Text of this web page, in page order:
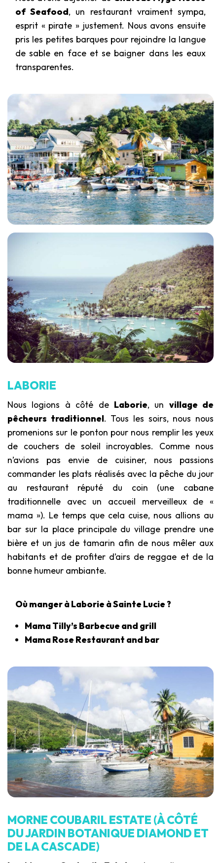
of Seafood, un restaurant vraiment sympa,
esprit « pirate » justement. Nous avons ensuite
pris les petites barques pour rejoindre la langue
de sable en face et se baigner dans les eaux
transparentes.
LABORIE
Nous logions à côté de Laborie, un village de
pêcheurs traditionnel. Tous les soirs, nous nous
promenions sur le ponton pour nous remplir les yeux
de couchers de soleil incroyables. Comme nous
n’avions pas envie de cuisiner, nous passions
commander les plats réalisés avec la pêche du jour
au restaurant réputé du coin (une cabane
traditionnelle avec un accueil merveilleux de «
mama »). Le temps que cela cuise, nous allions au
bar sur la place principale du village prendre une
bière et un jus de tamarin afin de nous mêler aux
habitants et de profiter d’airs de reggae et de la
bonne humeur ambiante.
Où manger à Laborie à Sainte Lucie ?
Mama Tilly’s Barbecue and grill
Mama Rose Restaurant and bar
MORNE COUBARIL ESTATE (À CÔTÉ
DU JARDIN BOTANIQUE DIAMOND ET
DE LA CASCADE)